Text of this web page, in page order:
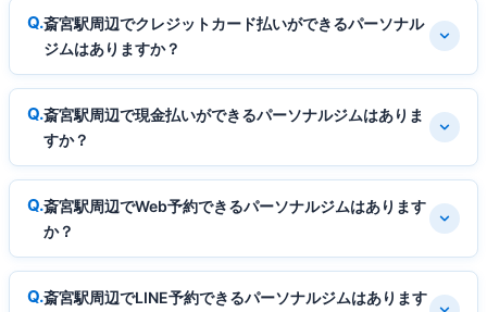
斎宮駅周辺でクレジットカード払いができるパーソナル
ジムはありますか？
斎宮駅周辺で現金払いができるパーソナルジムはありま
すか？
斎宮駅周辺でWeb予約できるパーソナルジムはあります
か？
斎宮駅周辺でLINE予約できるパーソナルジムはあります